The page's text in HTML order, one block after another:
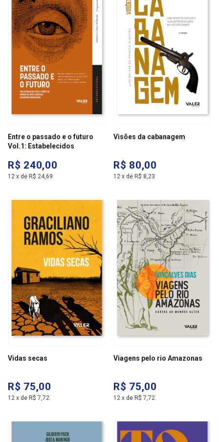
Entre o passado e o futuro
Vol.1: Estabelecidos
R$ 240,00
12 x de R$ 24,69
Visões da cabanagem
R$ 80,00
12 x de R$ 8,23
Vidas secas
R$ 75,00
12 x de R$ 7,72
Viagens pelo rio Amazonas
R$ 75,00
12 x de R$ 7,72